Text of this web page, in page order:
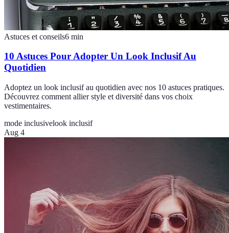
Astuces et conseils6 min
10 Astuces Pour Adopter Un Look Inclusif Au
Quotidien
Adoptez un look inclusif au quotidien avec nos 10 astuces pratiques.
Découvrez comment allier style et diversité dans vos choix
vestimentaires.
mode inclusivelook inclusif
Aug 4